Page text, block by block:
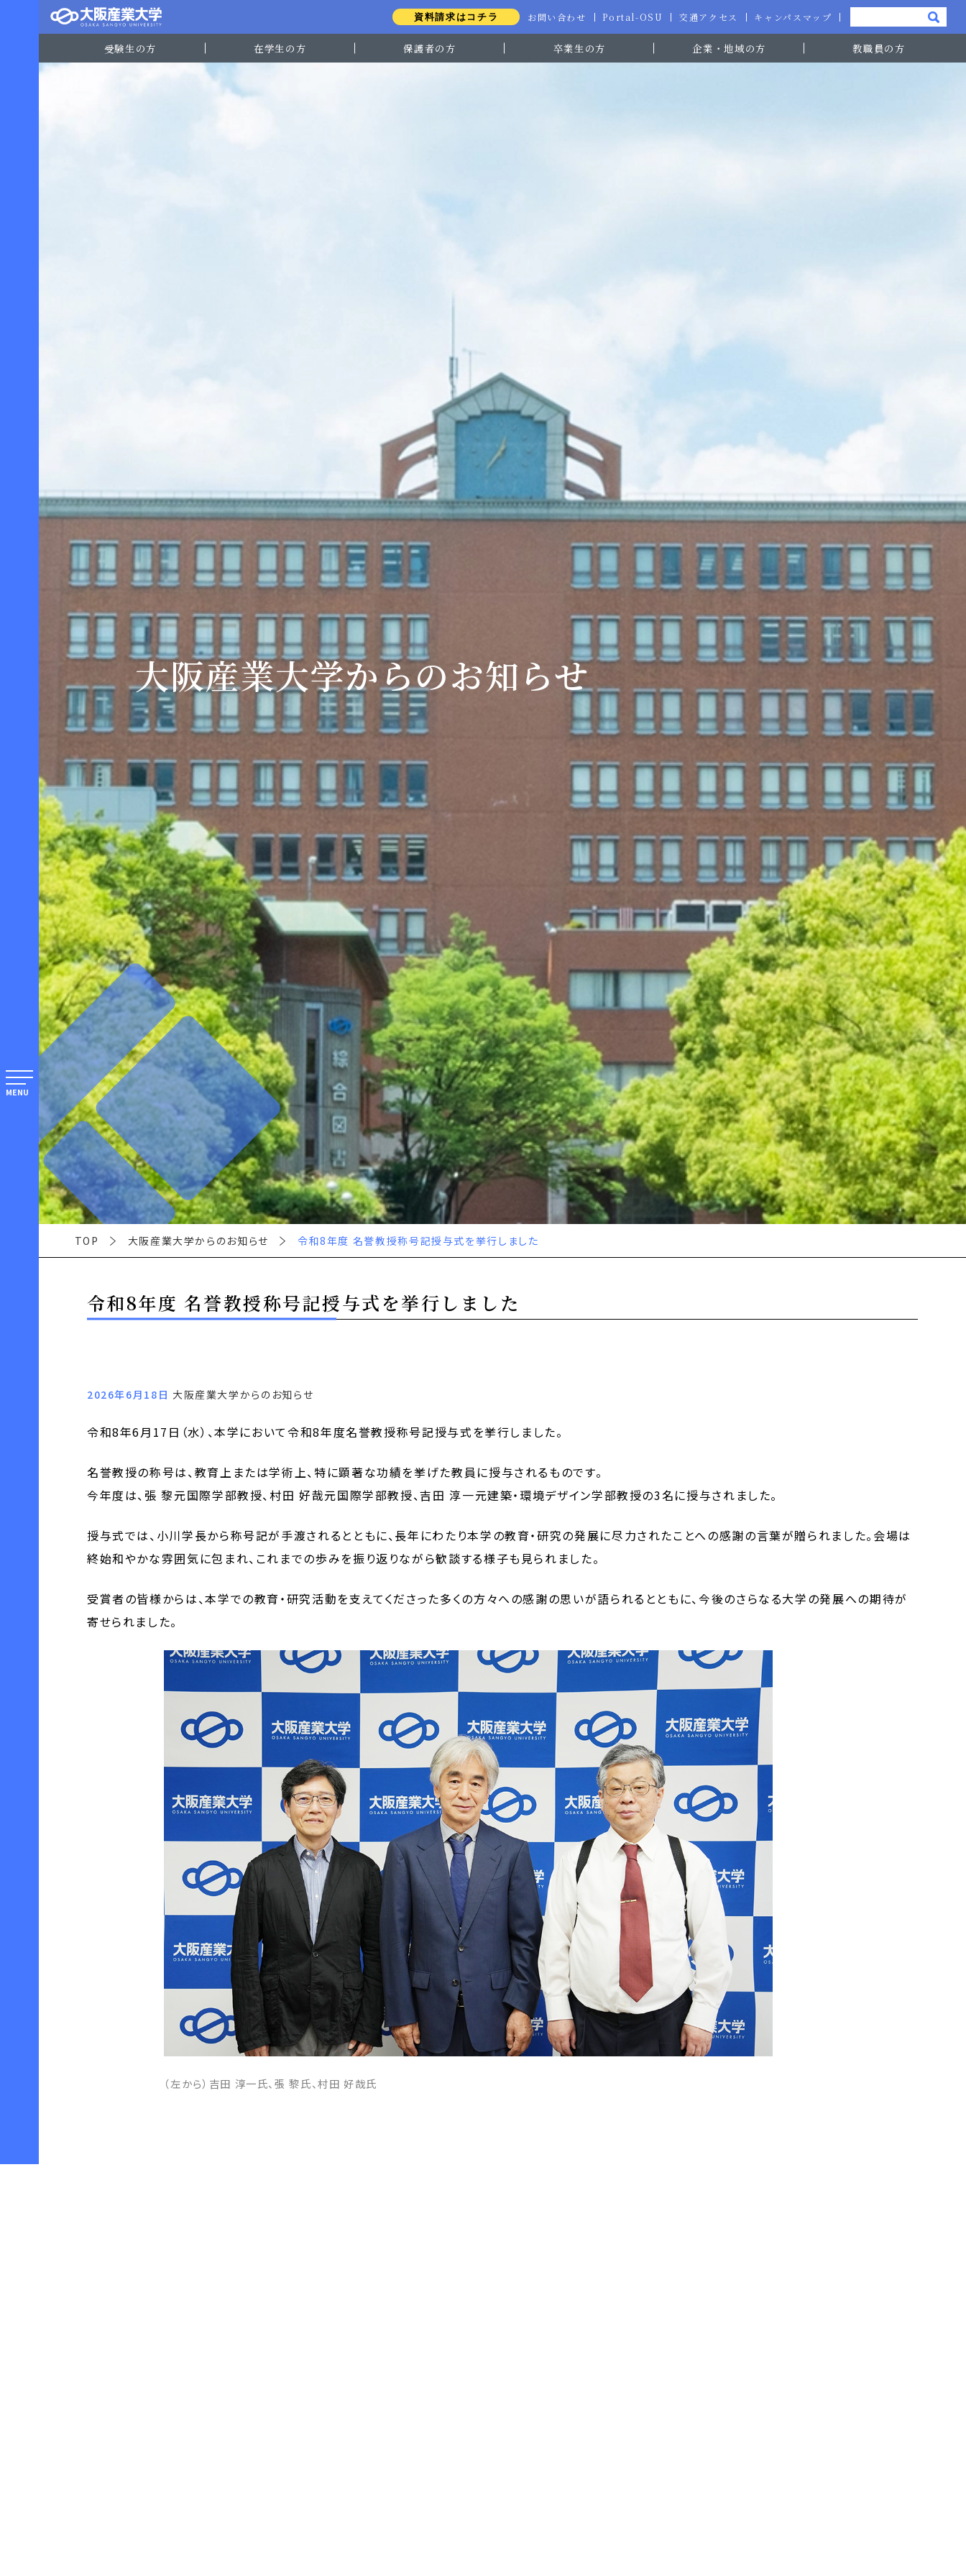
資料請求はコチラ お問い合わせ Portal-OSU 交通アクセス キャンパスマップ
受験生の方 在学生の方 保護者の方 卒業生の方 企業・地域の方 教職員の方
MENU
大阪産業大学からのお知らせ
TOP 大阪産業大学からのお知らせ 令和8年度 名誉教授称号記授与式を挙行しました
令和8年度 名誉教授称号記授与式を挙行しました
2026年6月18日 大阪産業大学からのお知らせ
令和8年6月17日（水）、本学において令和8年度名誉教授称号記授与式を挙行しました。
名誉教授の称号は、教育上または学術上、特に顕著な功績を挙げた教員に授与されるものです。
今年度は、張 黎元国際学部教授、村田 好哉元国際学部教授、吉田 淳一元建築・環境デザイン学部教授の3名に授与されました。
授与式では、小川学長から称号記が手渡されるとともに、長年にわたり本学の教育・研究の発展に尽力されたことへの感謝の言葉が贈られました。会場は
終始和やかな雰囲気に包まれ、これまでの歩みを振り返りながら歓談する様子も見られました。
受賞者の皆様からは、本学での教育・研究活動を支えてくださった多くの方々への感謝の思いが語られるとともに、今後のさらなる大学の発展への期待が
寄せられました。
（左から）吉田 淳一氏、張 黎氏、村田 好哉氏